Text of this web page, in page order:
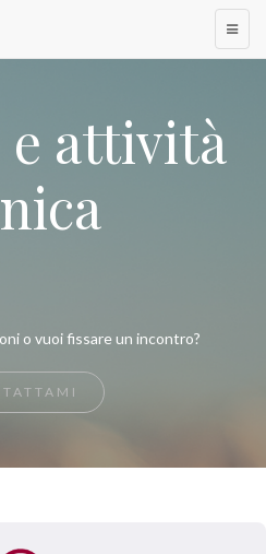
e attività
o vuoi fissare un incontro?